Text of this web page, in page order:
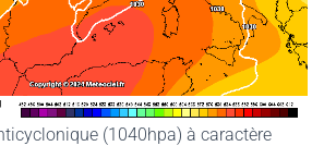
(1040hpa) à caractère